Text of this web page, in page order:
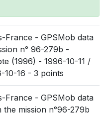
France - GPSMob data
n° 96-279b -
(1996) - 1996-10-11 /
10-16 - 3 points
France - GPSMob data
the mission n°96-279b